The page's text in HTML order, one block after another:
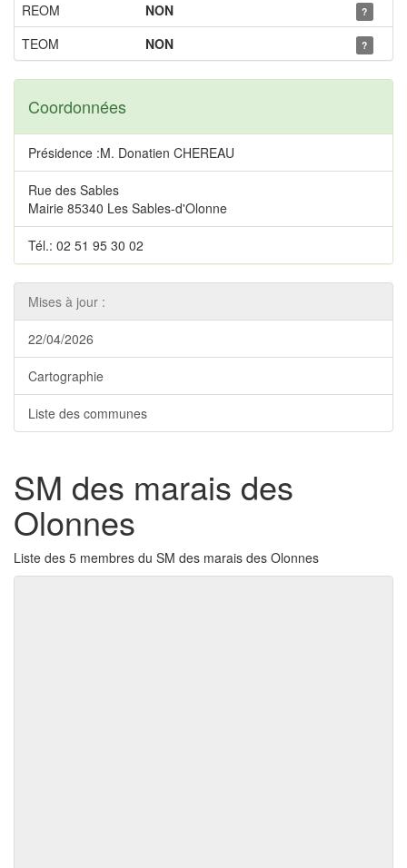
REOM
NON ?
TEOM NON ?
Coordonnées
Présidence :M. Donatien CHEREAU
Rue des Sables
Mairie 85340 Les Sables-d'Olonne
Tél.: 02 51 95 30 02
Mises à jour :
22/04/2026
Cartographie
Liste des communes
SM des marais des
Olonnes
Liste des 5 membres du SM des marais des Olonnes